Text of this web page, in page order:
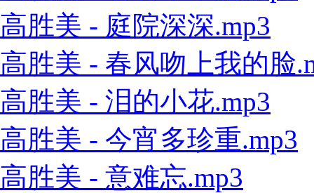
高胜美 - 庭院深深.mp3
高胜美 - 春风吻上我的脸
高胜美 - 泪的小花.mp3
高胜美 - 今宵多珍重.mp3
高胜美 - 意难忘.mp3